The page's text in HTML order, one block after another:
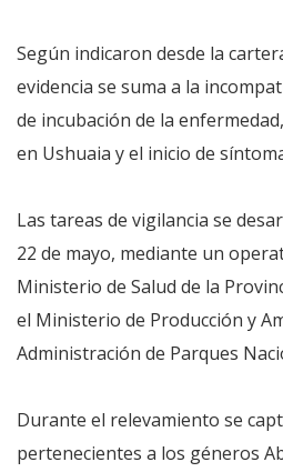
Según indicaron desde la
evidencia se suma a la
de incubación de la
en Ushuaia y el inicio de
Las tareas de vigilancia se
22 de mayo, mediante un
Ministerio de Salud de la
el Ministerio de Producción y
Administración de Parques
Durante el relevamiento se
pertenecientes a los géneros